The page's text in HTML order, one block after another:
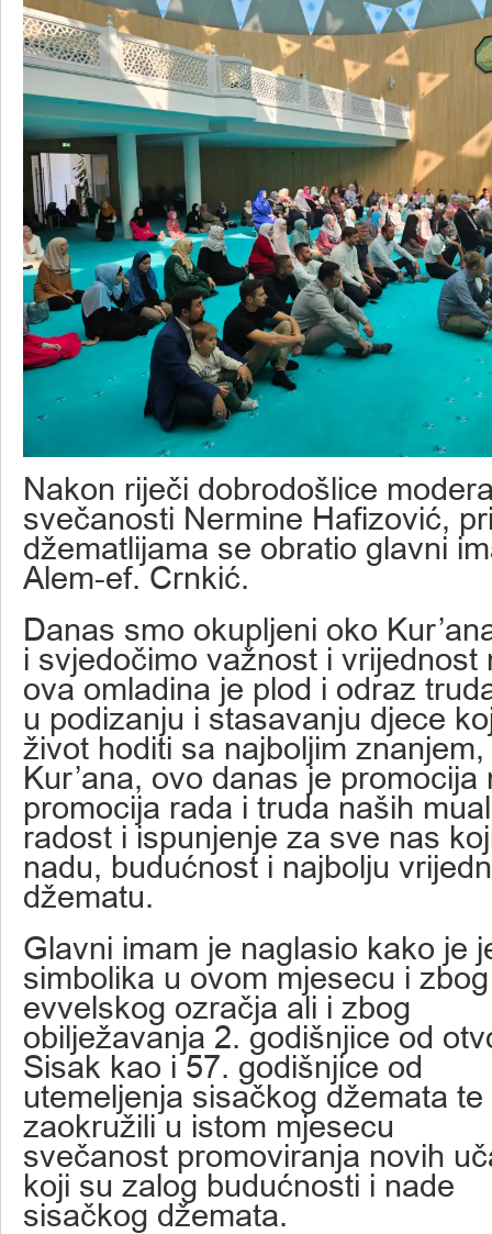
Nakon riječi dobrodošlice
svečanosti Nermine Hafizović,
džematlijama se obratio glavni
Alem-ef. Crnkić.
Danas smo okupljeni oko
i svjedočimo važnost i vrijednost
ova omladina je plod i odraz
u podizanju i stasavanju djece
život hoditi sa najboljim
Kur’ana, ovo danas je promocija
promocija rada i truda naših
radost i ispunjenje za sve nas
nadu, budućnost i najbolju
džematu.
Glavni imam je naglasio kako je
simbolika u ovom mjesecu i
evvelskog ozračja ali i zbog
obilježavanja 2. godišnjice od
Sisak kao i 57. godišnjice od
utemeljenja sisačkog džemata
zaokružili u istom mjesecu
svečanost promoviranja novih
koji su zalog budućnosti i nade
sisačkog džemata.